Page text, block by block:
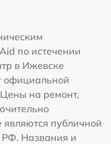
по истечении
в Ижевске
официальной
на ремонт,
публичной
РФ. Названия и